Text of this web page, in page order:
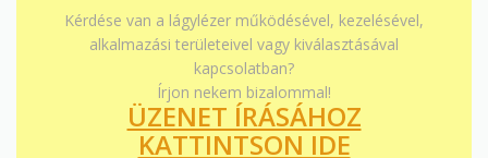
Kérdése van a lágylézer működésével, kezelésével,
alkalmazási területeivel vagy kiválasztásával
kapcsolatban?
Írjon nekem bizalommal!
ÜZENET ÍRÁSÁHOZ
KATTINTSON IDE